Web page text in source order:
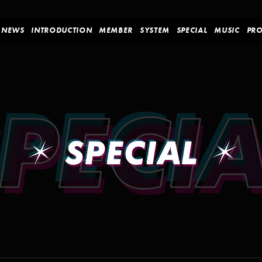
NEWS INTRODUCTION MEMBER SYSTEM SPECIAL MUSIC